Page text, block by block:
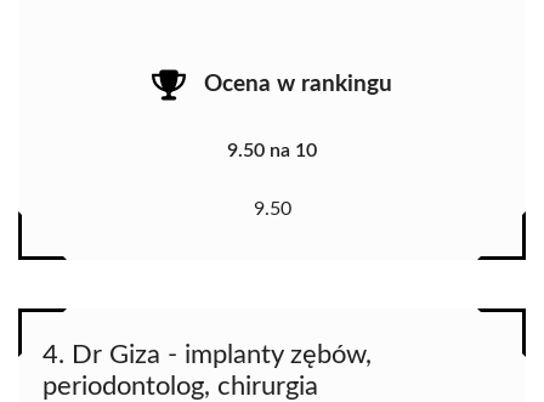
Ocena w rankingu
9.50 na 10
9.50
4. Dr Giza - implanty zębów,
periodontolog, chirurgia